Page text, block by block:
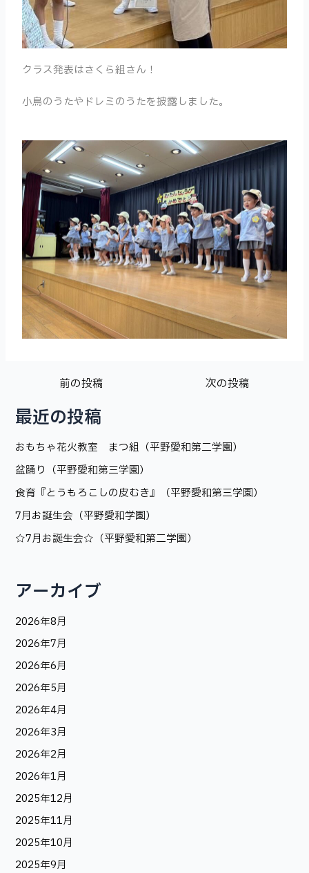
クラス発表はさくら組さん！
小鳥のうたやドレミのうたを披露しました。
前の投稿 次の投稿
最近の投稿
おもちゃ花火教室 まつ組（平野愛和第二学園）
盆踊り（平野愛和第三学園）
食育『とうもろこしの皮むき』（平野愛和第三学園）
7月お誕生会（平野愛和学園）
☆7月お誕生会☆（平野愛和第二学園）
アーカイブ
2026年8月
2026年7月
2026年6月
2026年5月
2026年4月
2026年3月
2026年2月
2026年1月
2025年12月
2025年11月
2025年10月
2025年9月